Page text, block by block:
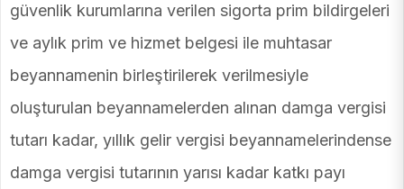
güvenlik kurumlarına verilen sigorta prim bildirgeleri
ve aylık prim ve hizmet belgesi ile muhtasar
beyannamenin birleştirilerek verilmesiyle
oluşturulan beyannamelerden alınan damga vergisi
tutarı kadar, yıllık gelir vergisi beyannamelerindense
damga vergisi tutarının yarısı kadar katkı payı